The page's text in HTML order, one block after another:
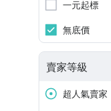
一元起標
無底價
賣家等級
超人氣賣家